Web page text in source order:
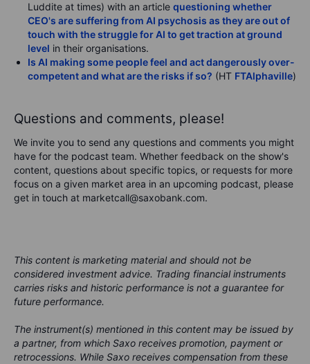
Luddite at times) with an article questioning whether
CEO's are suffering from AI psychosis as they are out of
touch with the struggle for AI to get traction at ground
level in their organisations.
Is AI making some people feel and act dangerously over-
competent and what are the risks if so? (HT FTAlphaville)
Questions and comments, please!
We invite you to send any questions and comments you might
have for the podcast team. Whether feedback on the show's
content, questions about specific topics, or requests for more
focus on a given market area in an upcoming podcast, please
get in touch at marketcall@saxobank.com.
This content is marketing material and should not be
considered investment advice. Trading financial instruments
carries risks and historic performance is not a guarantee for
future performance.
The instrument(s) mentioned in this content may be issued by
a partner, from which Saxo receives promotion, payment or
retrocessions. While Saxo receives compensation from these